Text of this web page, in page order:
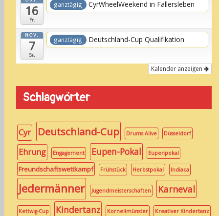
16
Fr.
ganztägig CyrWheelWeekend in Fallersleben
NOV.
7
Sa.
ganztägig Deutschland-Cup Qualifikation
Kalender anzeigen
Schlagwörter
Cyr Deutschland-Cup Drums Alive Düsseldorf
Ehrung Engagement Eupen-Pokal Eupenpokal
Freundschaftswettkampf Frühstück Herbstpokal Indiaca
Jedermänner Jugendmeisterschaften Karneval
Kettwig-Cup Kindertanz Kornelimünster Kreativer Kindertanz